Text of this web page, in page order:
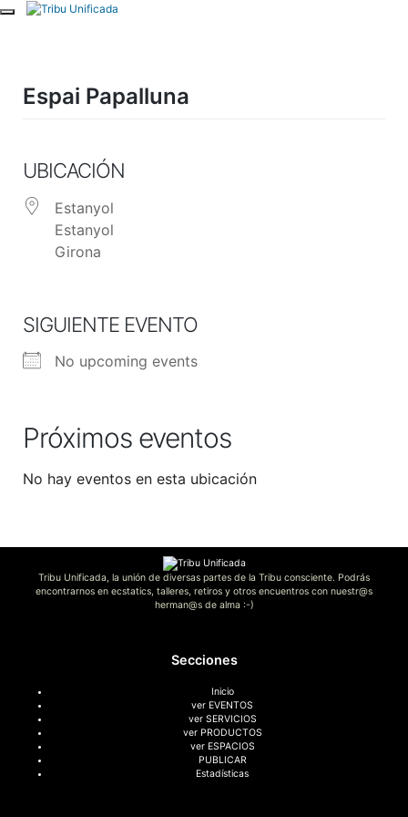
Skip
Espai Papalluna
UBICACIÓN
Estanyol
Estanyol
Girona
SIGUIENTE EVENTO
No upcoming events
Próximos eventos
No hay eventos en esta ubicación
Tribu Unificada, la unión de diversas partes de la Tribu consciente. Podrás
encontrarnos en ecstatics, talleres, retiros y otros encuentros con nuestr@s
herman@s de alma :-)
Secciones
Inicio
ver EVENTOS
ver SERVICIOS
ver PRODUCTOS
ver ESPACIOS
PUBLICAR
Estadísticas